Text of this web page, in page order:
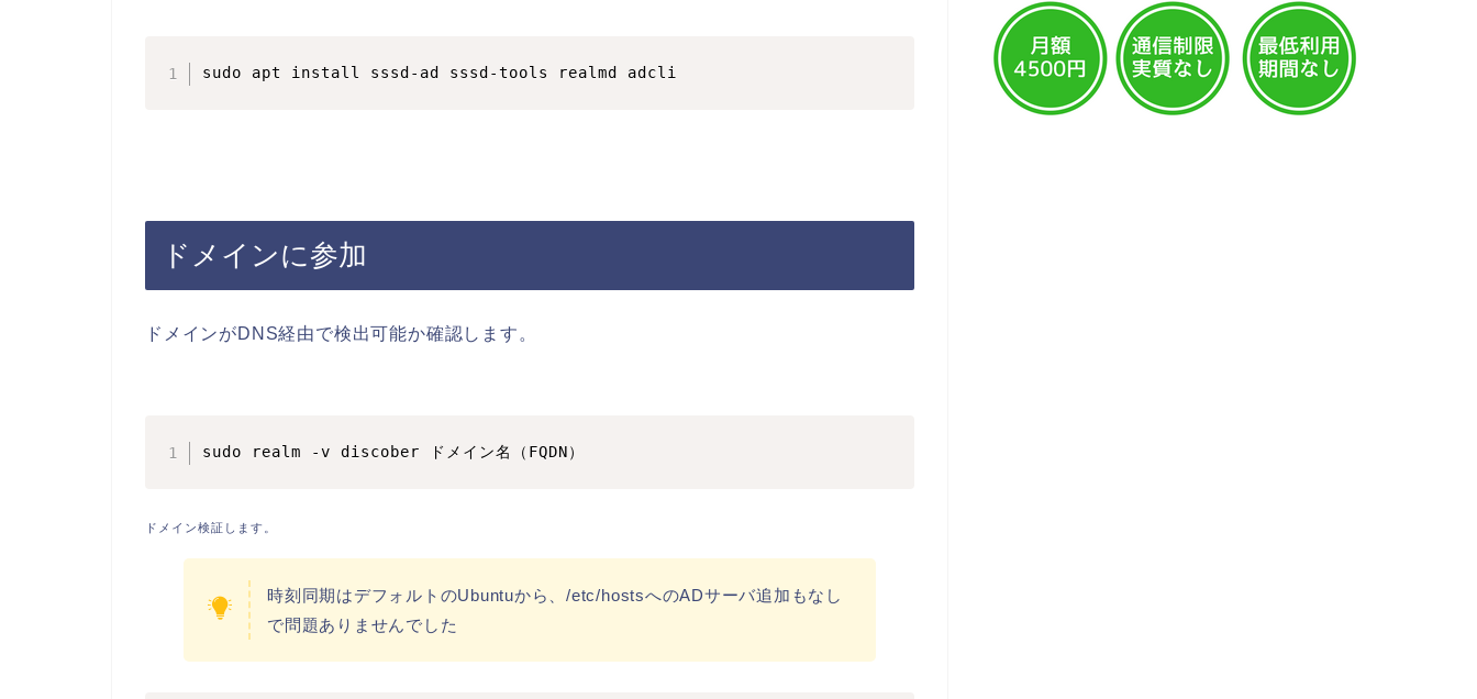
sudo apt install sssd-ad sssd-tools realmd adcli
ドメインに参加
ドメインがDNS経由で検出可能か確認します。
sudo realm -v discober ドメイン名（FQDN）
ドメイン検証します。
時刻同期はデフォルトのUbuntuから、/etc/hostsへのADサーバ追加もなし
で問題ありませんでした